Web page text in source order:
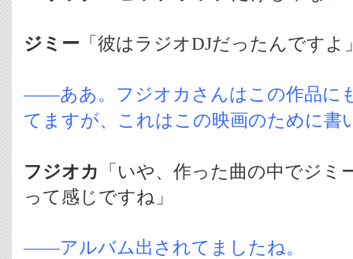
ジミー 「彼はラジオDJだったんですよ
――ああ。フジオカさんはこの作品に
てますが、これはこの映画のために書
フジオカ
「いや、作った曲の中でジ
って感じですね」
――アルバム出されてましたね。